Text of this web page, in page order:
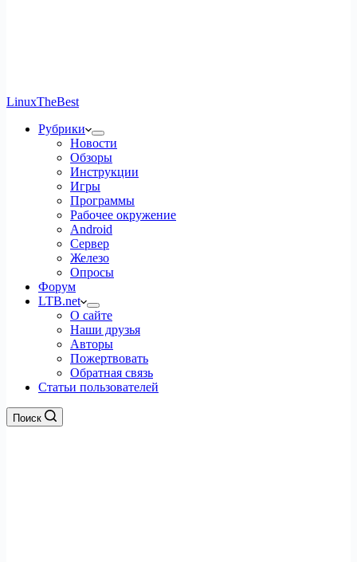
LinuxTheBest
Рубрики
Новости
Обзоры
Инструкции
Игры
Программы
Рабочее окружение
Android
Сервер
Железо
Опросы
Форум
LTB.net
О сайте
Наши друзья
Авторы
Пожертвовать
Обратная связь
Статьи пользователей
Поиск